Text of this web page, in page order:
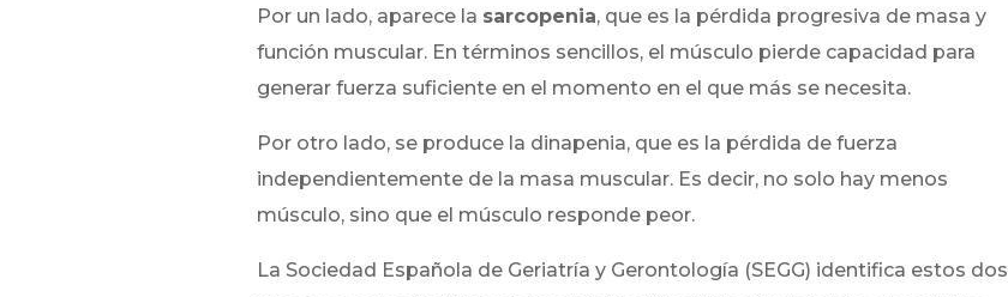
Por un lado, aparece la sarcopenia, que es la pérdida progresiva de masa y
función muscular. En términos sencillos, el músculo pierde capacidad para
generar fuerza suficiente en el momento en el que más se necesita.
Por otro lado, se produce la dinapenia, que es la pérdida de fuerza
independientemente de la masa muscular. Es decir, no solo hay menos
músculo, sino que el músculo responde peor.
La Sociedad Española de Geriatría y Gerontología (SEGG) identifica estos dos